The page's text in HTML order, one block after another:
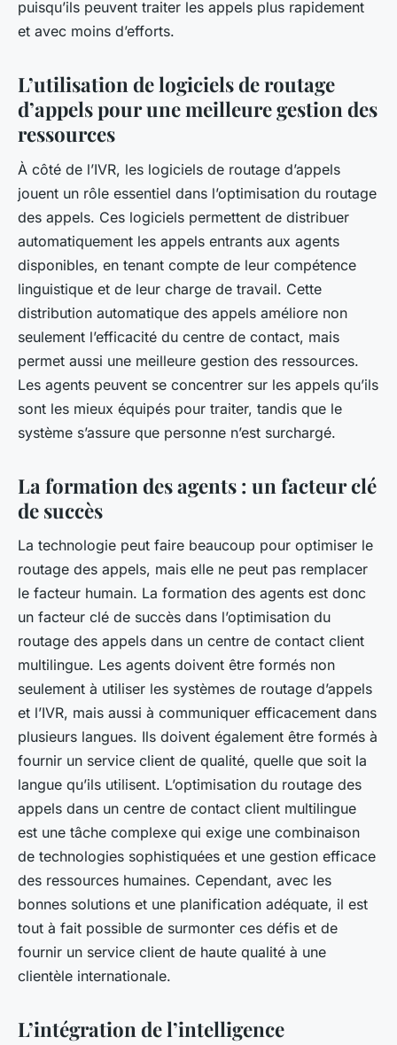
puisqu’ils peuvent traiter les appels plus rapidement
et avec moins d’efforts.
L’utilisation de logiciels de routage
d’appels pour une meilleure gestion des
ressources
À côté de l’IVR, les logiciels de routage d’appels
jouent un rôle essentiel dans l’optimisation du routage
des appels. Ces logiciels permettent de distribuer
automatiquement les appels entrants aux agents
disponibles, en tenant compte de leur compétence
linguistique et de leur charge de travail. Cette
distribution automatique des appels améliore non
seulement l’efficacité du centre de contact, mais
permet aussi une meilleure gestion des ressources.
Les agents peuvent se concentrer sur les appels qu’ils
sont les mieux équipés pour traiter, tandis que le
système s’assure que personne n’est surchargé.
La formation des agents : un facteur clé
de succès
La technologie peut faire beaucoup pour optimiser le
routage des appels, mais elle ne peut pas remplacer
le facteur humain. La formation des agents est donc
un facteur clé de succès dans l’optimisation du
routage des appels dans un centre de contact client
multilingue. Les agents doivent être formés non
seulement à utiliser les systèmes de routage d’appels
et l’IVR, mais aussi à communiquer efficacement dans
plusieurs langues. Ils doivent également être formés à
fournir un service client de qualité, quelle que soit la
langue qu’ils utilisent. L’optimisation du routage des
appels dans un centre de contact client multilingue
est une tâche complexe qui exige une combinaison
de technologies sophistiquées et une gestion efficace
des ressources humaines. Cependant, avec les
bonnes solutions et une planification adéquate, il est
tout à fait possible de surmonter ces défis et de
fournir un service client de haute qualité à une
clientèle internationale.
L’intégration de l’intelligence